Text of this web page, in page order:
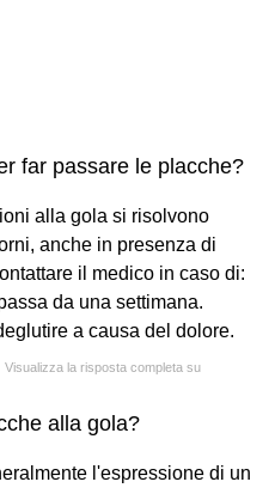
far passare le placche?
alla gola si risolvono
anche in presenza di
il medico in caso di:
da una settimana.
a causa del dolore.
Visualizza la risposta completa su
alla gola?
l'espressione di un